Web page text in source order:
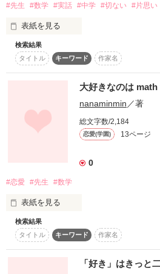
た！　2014.1.21】
望月 奏さん、飴芽さん、Rilly。さん
心のこもったレビューをありがとうご
作品を読む
              日向  凰夏(ひゅうが  おうか)
        本名: 神楽   凰華(かぐら    おうか)
                  ×
             天羽   桃和(あまはね  とわ)
   ♪。.:＊・゜♪。.:＊・゜♪。.:＊・゜♪。.:＊・゜
     「辛ければいつでも、頼りに来い。慰めてやる。」
          🍀 禁断の恋、はじまります🍀
作品を読む
#先生 #数学 #実話 #中学 #切ない #片思い
表紙を見る
先生と過ごした日々
先生ありがとう
検索結果
タイトル
キーワード 作家名
大好きなのは
nanaminmin ／著
総文字数/2,184
恋愛(学園) 13ページ
0
#恋愛 #先生 #数学
表紙を見る
中１の  春
検索結果
タイトル
キーワード 作家名
「好き」はきっと